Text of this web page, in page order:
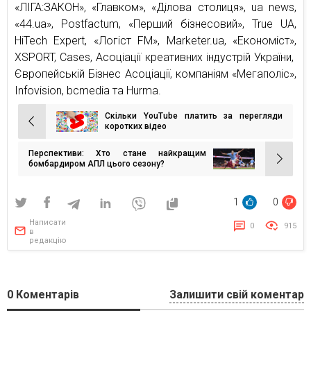
«ЛІГА:ЗАКОН», «Главком», «Ділова столиця», ua news,
«44.ua», Postfactum, «Перший бізнесовий», True UA,
HiTech Expert, «Логіст FM», Marketer.ua, «Економіст»,
ХSPORT, Cases, Асоціації креативних індустрій України,
Європейській Бізнес Асоціації, компаніям «Мегаполіс»,
Infovision, bcmedia та Hurma.
Навігація
записів
Скільки YouTube платить за перегляди
коротких відео
Перспективи: Хто стане найкращим
бомбардиром АПЛ цього сезону?
1 0
Написати
в
редакцію
0 915
0 Коментарів Залишити свій коментар